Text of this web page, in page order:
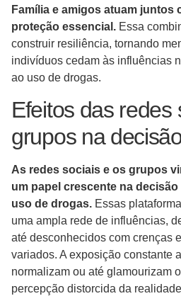
Família e amigos atuam juntos
proteção essencial. Essa
construir resiliência, tornando
indivíduos cedam às influências
ao uso de drogas.
Efeitos das redes
grupos na
As redes sociais e os grupos
um papel crescente na
uso de drogas. Essas
uma ampla rede de influências,
até desconhecidos com crenças
variados. A exposição constante
normalizam ou até glamourizam
percepção distorcida da